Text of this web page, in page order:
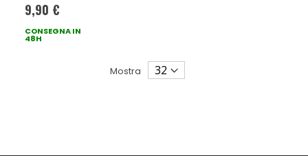
9,90 €
CONSEGNA IN
48H
Mostra